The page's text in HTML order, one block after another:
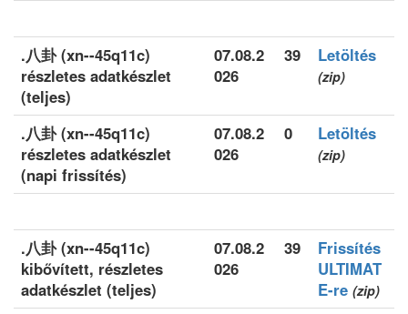
.八卦 (xn--45q11c)
részletes adatkészlet
(teljes)
07.08.2
026
39 Letöltés
(zip)
.八卦 (xn--45q11c)
részletes adatkészlet
(napi frissítés)
07.08.2
026
0 Letöltés
(zip)
.八卦 (xn--45q11c)
kibővített, részletes
adatkészlet (teljes)
07.08.2
026
39
Frissítés
ULTIMAT
E-re (zip)